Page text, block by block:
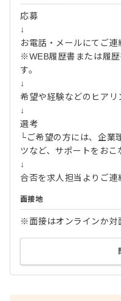
応募
↓
お電話・メールにてご連
※WEB履歴書または履
す。
↓
希望や経験などのヒアリ
↓
選考
└ご希望の方には、企業
ツなど、サポートをおこ
↓
合否を求人担当よりご連
面接地
※面接はオンラインか対